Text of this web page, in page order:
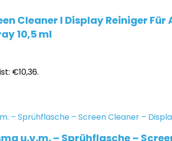
Cleaner I Display Reiniger
10,5 ml
€10,36.
u.v.m. – Sprühflasche –